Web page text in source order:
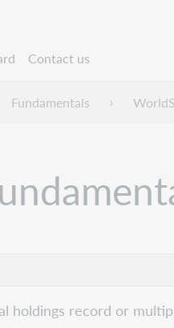
Contact us
Fundamentals
holdings record or